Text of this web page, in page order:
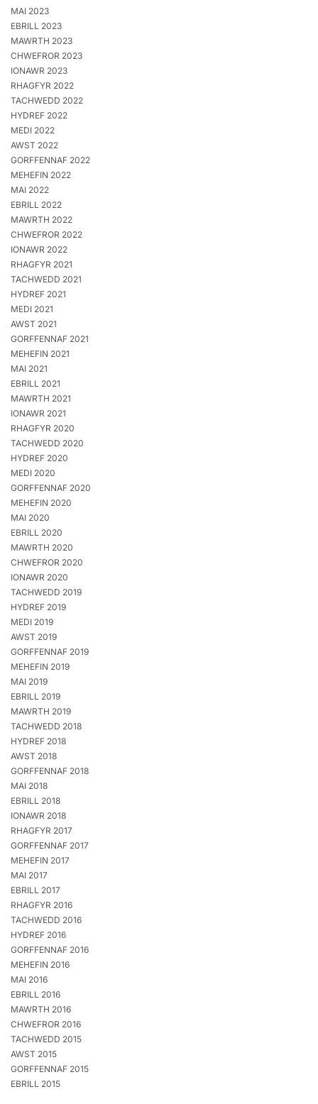
MAI 2023
EBRILL 2023
MAWRTH 2023
CHWEFROR 2023
IONAWR 2023
RHAGFYR 2022
TACHWEDD 2022
HYDREF 2022
MEDI 2022
AWST 2022
GORFFENNAF 2022
MEHEFIN 2022
MAI 2022
EBRILL 2022
MAWRTH 2022
CHWEFROR 2022
IONAWR 2022
RHAGFYR 2021
TACHWEDD 2021
HYDREF 2021
MEDI 2021
AWST 2021
GORFFENNAF 2021
MEHEFIN 2021
MAI 2021
EBRILL 2021
MAWRTH 2021
IONAWR 2021
RHAGFYR 2020
TACHWEDD 2020
HYDREF 2020
MEDI 2020
GORFFENNAF 2020
MEHEFIN 2020
MAI 2020
EBRILL 2020
MAWRTH 2020
CHWEFROR 2020
IONAWR 2020
TACHWEDD 2019
HYDREF 2019
MEDI 2019
AWST 2019
GORFFENNAF 2019
MEHEFIN 2019
MAI 2019
EBRILL 2019
MAWRTH 2019
TACHWEDD 2018
HYDREF 2018
AWST 2018
GORFFENNAF 2018
MAI 2018
EBRILL 2018
IONAWR 2018
RHAGFYR 2017
GORFFENNAF 2017
MEHEFIN 2017
MAI 2017
EBRILL 2017
RHAGFYR 2016
TACHWEDD 2016
HYDREF 2016
GORFFENNAF 2016
MEHEFIN 2016
MAI 2016
EBRILL 2016
MAWRTH 2016
CHWEFROR 2016
TACHWEDD 2015
AWST 2015
GORFFENNAF 2015
EBRILL 2015